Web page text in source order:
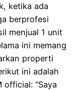
ketika ada
berprofesi
menjual 1 unit
ini memang
properti
ini adalah
official: “Saya